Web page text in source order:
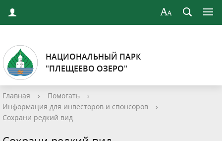
НАЦИОНАЛЬНЫЙ ПАРК
"ПЛЕЩЕЕВО ОЗЕРО"
Главная › Помогать
›
Информация для инвесторов и спонсоров
›
Сохрани редкий вид